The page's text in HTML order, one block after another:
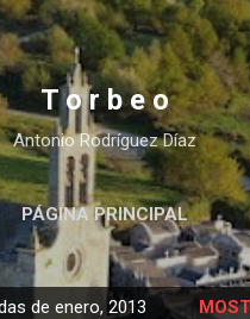
Ir al contenido principal
T o r b e o
Antonio Rodríguez Díaz
PÁGINA PRINCIPAL
de enero, 2013